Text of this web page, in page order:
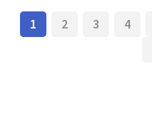
1 2 3 4